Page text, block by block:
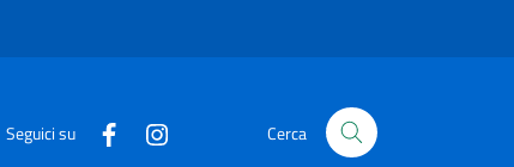
Seguici su Cerca